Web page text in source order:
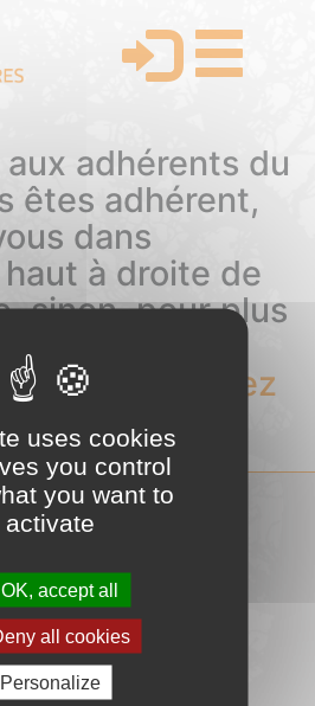
adhérents du
êtes adhérent,
dans
haut à droite de
sinon, pour plus
sur les
cliquez
- 75008 PARIS
:contact@cibe.fr
CONTACT
PLAN DU SITE
ADHERENT
uses cookies
you control
you want to
activate
OK, accept all
all cookies
Personalize